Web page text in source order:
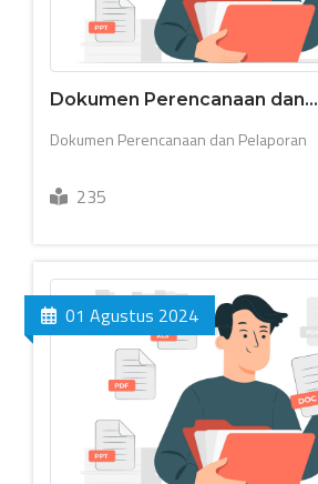
Dokumen Perencanaan dan...
Dokumen Perencanaan dan Pelaporan
235
01 Agustus 2024